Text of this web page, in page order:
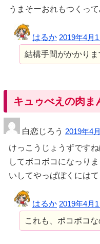
うまそーおれもつくっ
はるか 2019年4月
結構手間がかかりま
キュゥべえの肉ま
白恋じろう 2019年4
けっこうじょうずです
してボコボコになっり
いしてやっぱぼくには
はるか 2019年4月
これも、ポコポコ